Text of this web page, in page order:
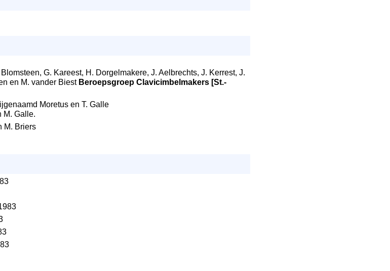
G. Kareest, H. Dorgelmakere, J. Aelbrechts, J. Kerrest, J.
en M. vander Biest Beroepsgroep Clavicimbelmakers [St.-
Moretus en T. Galle
M. Galle.
M. Briers